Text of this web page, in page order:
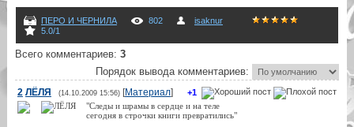
ПЕРО И ЧЕРНИЛА 802
isaknur
5.0/1
Всего комментариев: 3
Порядок вывода комментариев:
+1
2 ЛЁЛЯ (14.10.2009 15:56)[Материал]
"Следы и шрамы в сердце и на теле
сегодня в строчки книги превратились"